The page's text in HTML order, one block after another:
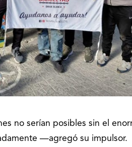
no serían posibles sin el
—agregó su impulsor.